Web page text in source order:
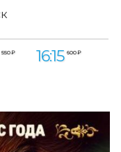
550 ₽ 16:15 600 ₽